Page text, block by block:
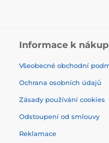
Informace k
Všeobecné obchodní
Ochrana osobních údajů
Zásady používání cookies
Odstoupení od smlouvy
Reklamace